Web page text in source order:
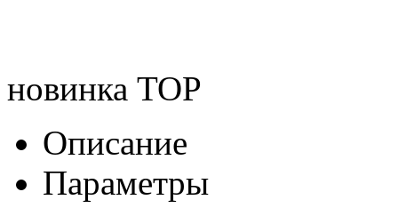
новинка TOP
Описание
Параметры